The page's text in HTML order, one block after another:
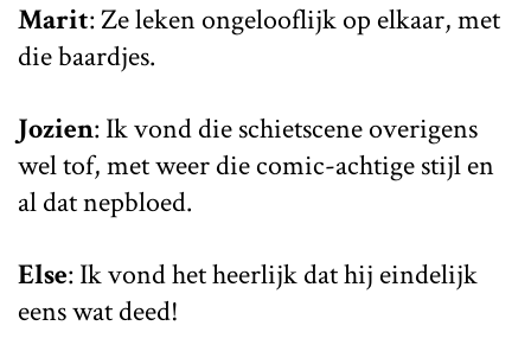
Marit: Ze leken ongelooflijk op elkaar, met
die baardjes.
Jozien: Ik vond die schietscene overigens
wel tof, met weer die comic-achtige stijl en
al dat nepbloed.
Else: Ik vond het heerlijk dat hij eindelijk
eens wat deed!